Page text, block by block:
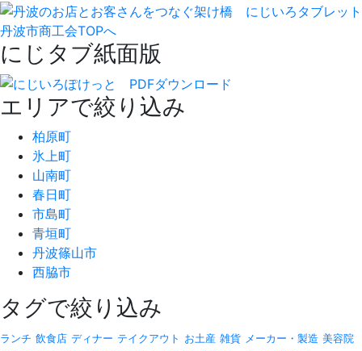
丹波市商工会TOPへ
にじタブ紙面版
エリアで絞り込み
柏原町
氷上町
山南町
春日町
市島町
青垣町
丹波篠山市
西脇市
タグで絞り込み
ランチ 飲食店 ディナー テイクアウト お土産 雑貨 メーカー・製造 美容院